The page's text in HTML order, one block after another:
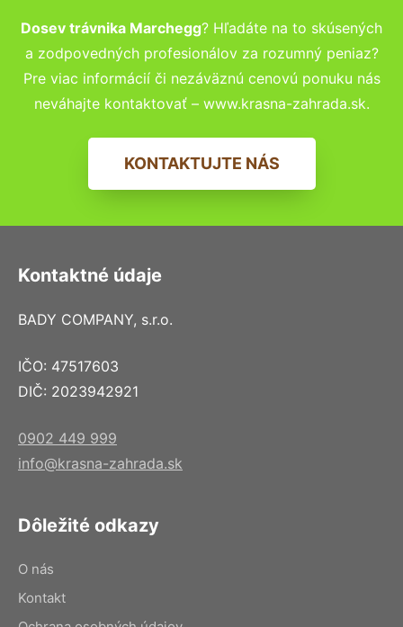
Dosev trávnika Marchegg? Hľadáte na to skúsených
a zodpovedných profesionálov za rozumný peniaz?
Pre viac informácií či nezáväznú cenovú ponuku nás
neváhajte kontaktovať – www.krasna-zahrada.sk.
KONTAKTUJTE NÁS
Kontaktné údaje
BADY COMPANY, s.r.o.
IČO: 47517603
DIČ: 2023942921
0902 449 999
info@krasna-zahrada.sk
Dôležité odkazy
O nás
Kontakt